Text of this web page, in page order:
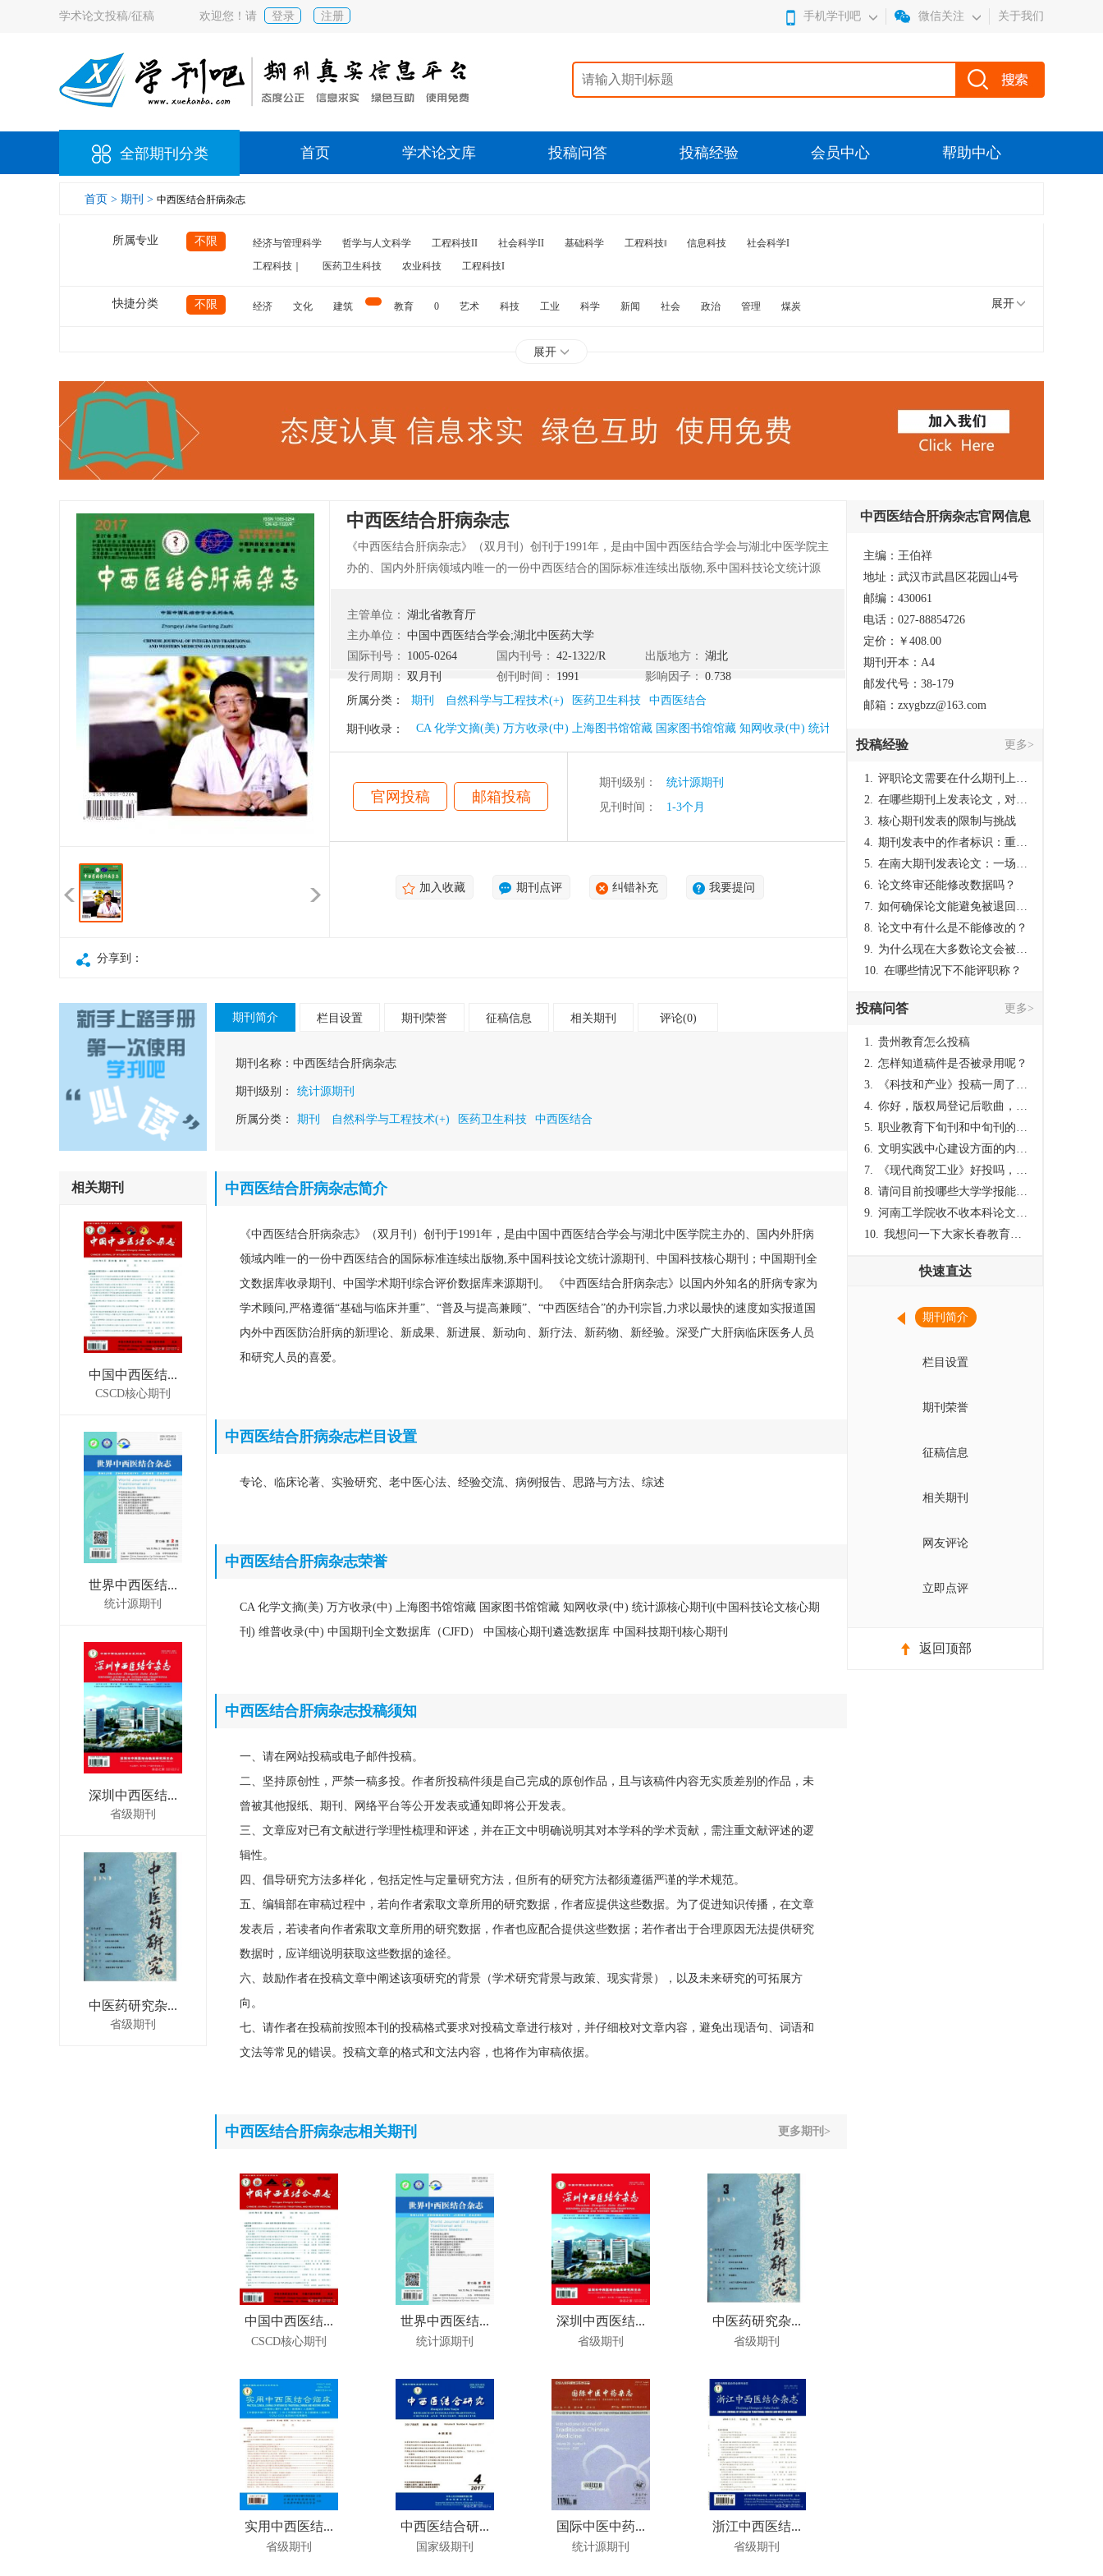
学术论文投稿/征稿 欢迎您！请 登录 注册 手机学刊吧 微信关注 关于我们
全部期刊分类 首页 学术论文库 投稿问答 投稿经验 会员中心 帮助中心
首页 > 期刊 > 中西医结合肝病杂志
所属专业 不限 经济与管理科学 哲学与人文科学 工程科技II 社会科学II 基础科学 工程科技‖ 信息科技
社会科学I
工程科技｜
医药卫生科技 农业科技 工程科技I
快捷分类 不限 经济 文化 建筑 教育 0 艺术 科技 工业 科学 新闻 社会 政治 管理
煤炭
展开
展开
中西医结合肝病杂志
《中西医结合肝病杂志》（双月刊）创刊于1991年，是由中国中西医结合学会与湖北中医学院主
办的、国内外肝病领域内唯一的一份中西医结合的国际标准连续出版物,系中国科技论文统计源
刊。 《中西医结合肝病杂志》以国内外知名的肝病专家为学术顾问,严格遵循“基础与临床并
重”、“普及与提高兼顾”、“中西医结合”的办刊宗旨,力求以最快的速度如实报道国内外中西医防
治肝病的新理论、新成果、新进展、新动向、新疗法、新药物、新经验。深受广大肝病临床医务
人员和研究人员的喜爱。
主管单位： 湖北省教育厅
主办单位： 中国中西医结合学会;湖北中医药大学
国际刊号：
1005-0264 国内刊号： 42-1322/R 出版地方：
湖北
发行周期： 双月刊 创刊时间： 1991 影响因子：
0.738
所属分类：
期刊 自然科学与工程技术(+) 医药卫生科技 中西医结合
期刊收录： CA 化学文摘(美) 万方收录(中) 上海图书馆馆藏 国家图书馆馆藏 知网收录(中) 统计源核心期刊(中国科技论文核心期刊) 维普收录(中)
官网投稿 邮箱投稿
期刊级别：
统计源期刊
见刊时间：
1-3个月
加入收藏 期刊点评 纠错补充 我要提问
分享到：
相关期刊
中国中西医结...
CSCD核心期刊
世界中西医结...
统计源期刊
深圳中西医结...
省级期刊
中医药研究杂...
省级期刊
期刊简介 栏目设置 期刊荣誉 征稿信息 相关期刊 评论(0)
期刊名称： 中西医结合肝病杂志
期刊级别： 统计源期刊
所属分类： 期刊 自然科学与工程技术(+) 医药卫生科技 中西医结合
中西医结合肝病杂志简介
《中西医结合肝病杂志》（双月刊）创刊于1991年，是由中国中西医结合学会与湖北中医学院主办的、国内外肝病
领域内唯一的一份中西医结合的国际标准连续出版物,系中国科技论文统计源期刊、中国科技核心期刊；中国期刊全
文数据库收录期刊、中国学术期刊综合评价数据库来源期刊。 《中西医结合肝病杂志》以国内外知名的肝病专家为
学术顾问,严格遵循“基础与临床并重”、“普及与提高兼顾”、“中西医结合”的办刊宗旨,力求以最快的速度如实报道国
内外中西医防治肝病的新理论、新成果、新进展、新动向、新疗法、新药物、新经验。深受广大肝病临床医务人员
和研究人员的喜爱。
中西医结合肝病杂志栏目设置
专论、临床论著、实验研究、老中医心法、经验交流、病例报告、思路与方法、综述
中西医结合肝病杂志荣誉
CA 化学文摘(美) 万方收录(中) 上海图书馆馆藏 国家图书馆馆藏 知网收录(中) 统计源核心期刊(中国科技论文核心期
刊) 维普收录(中) 中国期刊全文数据库（CJFD） 中国核心期刊遴选数据库 中国科技期刊核心期刊
中西医结合肝病杂志投稿须知
一、请在网站投稿或电子邮件投稿。
二、坚持原创性，严禁一稿多投。作者所投稿件须是自己完成的原创作品，且与该稿件内容无实质差别的作品，未
曾被其他报纸、期刊、网络平台等公开发表或通知即将公开发表。
三、文章应对已有文献进行学理性梳理和评述，并在正文中明确说明其对本学科的学术贡献，需注重文献评述的逻
辑性。
四、倡导研究方法多样化，包括定性与定量研究方法，但所有的研究方法都须遵循严谨的学术规范。
五、编辑部在审稿过程中，若向作者索取文章所用的研究数据，作者应提供这些数据。为了促进知识传播，在文章
发表后，若读者向作者索取文章所用的研究数据，作者也应配合提供这些数据；若作者出于合理原因无法提供研究
数据时，应详细说明获取这些数据的途径。
六、鼓励作者在投稿文章中阐述该项研究的背景（学术研究背景与政策、现实背景），以及未来研究的可拓展方
向。
七、请作者在投稿前按照本刊的投稿格式要求对投稿文章进行核对，并仔细校对文章内容，避免出现语句、词语和
文法等常见的错误。投稿文章的格式和文法内容，也将作为审稿依据。
中西医结合肝病杂志相关期刊 更多期刊>
中国中西医结...
CSCD核心期刊
世界中西医结...
统计源期刊
深圳中西医结...
省级期刊
中医药研究杂...
省级期刊
实用中西医结...
省级期刊
中西医结合研...
国家级期刊
国际中医中药...
统计源期刊
浙江中西医结...
省级期刊
中西医结合肝病杂志官网信息
主编：王伯祥
地址：武汉市武昌区花园山4号
邮编：430061
电话：027-88854726
定价：￥408.00
期刊开本：A4
邮发代号：38-179
邮箱：zxygbzz@163.com
投稿经验 更多>
1. 评职论文需要在什么期刊上发表？
2. 在哪些期刊上发表论文，对考研有优势？
3. 核心期刊发表的限制与挑战
4. 期刊发表中的作者标识：重要性与实践
5. 在南大期刊发表论文：一场知识探索与学术成就的旅程
6. 论文终审还能修改数据吗？
7. 如何确保论文能避免被退回：关键条件与策略
8. 论文中有什么是不能修改的？
9. 为什么现在大多数论文会被评判为AI撰写？（深度剖析查重机制下的困境与出路）
10. 在哪些情况下不能评职称？
投稿问答 更多>
1. 贵州教育怎么投稿
2. 怎样知道稿件是否被录用呢？
3.
《科技和产业》投稿一周了仍是“已发回执”状态，这是什么意思？什么时候外审？
4. 你好，版权局登记后歌曲，这里能否发表
5. 职业教育下旬刊和中旬刊的国内刊号一样，他们有什么区别，两本刊物都是真的吗？
6. 文明实践中心建设方面的内容适合那种期刊
7.
《现代商贸工业》好投吗，版面费多少？
8. 请问目前投哪些大学学报能较快出刊啊
9. 河南工学院收不收本科论文呀？
10. 我想问一下大家长春教育学院学报是本科学报吗？
快速直达
期刊简介
栏目设置
期刊荣誉
征稿信息
相关期刊
网友评论
立即点评
返回顶部